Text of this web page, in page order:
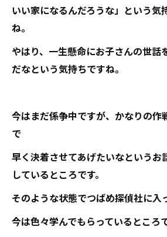
いい家になるんだろうな」という気
ね。
やはり、一生懸命にお子さんの世話
だなという気持ちですね。
今はまだ係争中ですが、かなりの作
で
早く決着させてあげたいなというお
しているところです。
そのような状態でつばめ探偵社に入
今は色々学んでもらっているところで